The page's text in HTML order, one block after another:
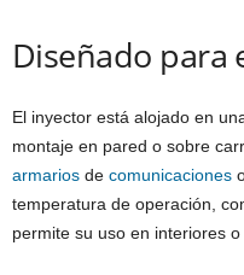
Diseñado para
El inyector está alojado en
montaje en pared o sobre
armarios de comunicaciones
temperatura de operación,
permite su uso en interiores